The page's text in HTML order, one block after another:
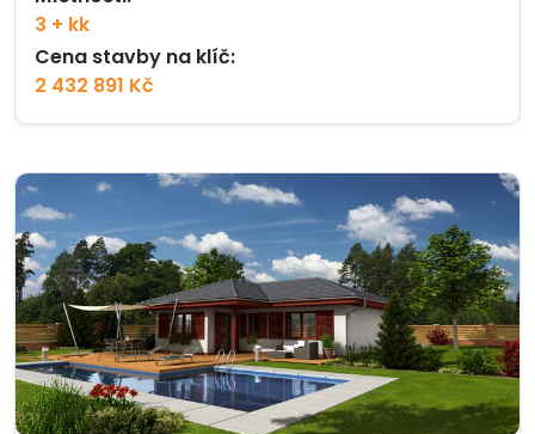
3 + kk
Cena stavby na klíč:
2 432 891 Kč